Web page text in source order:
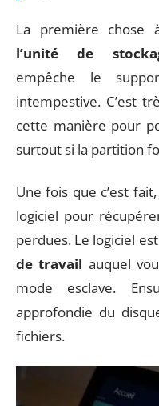
La première chose
l’unité de
empêche le
intempestive. C’est
cette manière pour
surtout si la partition
Une fois que c’est
logiciel pour
perdues. Le logiciel
de travail auquel
mode esclave.
approfondie du
fichiers.